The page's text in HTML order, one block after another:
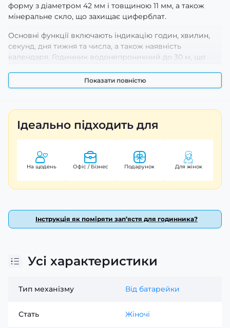
форму з діаметром 42 мм і товщиною 11 мм, а також
мінеральне скло, що захищає циферблат.
Основні функції включають індикацію годин, хвилин,
секунд, дня тижня та числа, а також наявність
календаря. Годинник водонепроникний до 30 м, що
використання. Серед стильових напрямків - casual та
класичний. Годинник також має гарантію на 12 місяців,
Показати повністю
Ідеально підходить для
На щодень Офіс / Бізнес Подарунок Для жінок
Інструкція як поміряти зап’ястя для годинника?
Усі характеристики
Тип механізму Від батарейки
Стать Жіночі